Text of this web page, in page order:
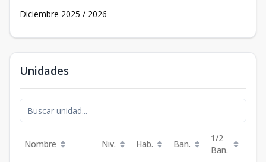
Diciembre 2025 / 2026
Unidades
Nombre Niv. Hab. Ban.
1/2
Ban.